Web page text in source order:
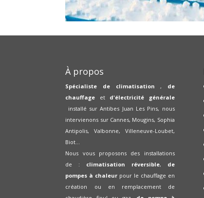
À propos
Spécialiste de climatisation , de
chauffage et d'électricité générale
installé sur Antibes Juan Les Pins, nous
intervienons sur Cannes, Mougins, Sophia
Antipolis, Valbonne, Villeneuve-Loubet,
Biot...
Nous vous proposons des installations
de : climatisation réversible, de
pompes à chaleur pour le chauffage en
création ou en remplacement de